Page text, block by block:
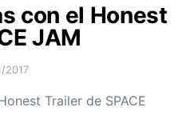
con el Honest
JAM
2017
Trailer de SPACE